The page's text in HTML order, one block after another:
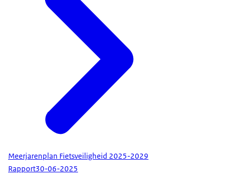
Meerjarenplan Fietsveiligheid 2025-2029
Rapport30-06-2025